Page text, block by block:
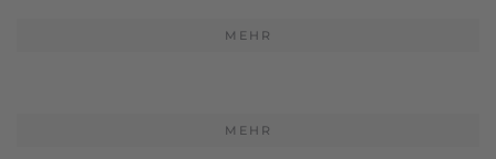
MEHR
MEHR